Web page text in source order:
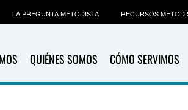
QUIÉNES SOMOS CÓMO SERVIMOS
LA PREGUNTA METODISTA RECURSOS